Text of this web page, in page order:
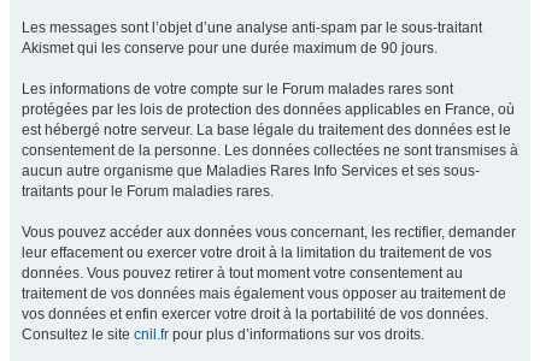
Les messages sont l’objet d’une analyse anti-spam par le sous-traitant
Akismet qui les conserve pour une durée maximum de 90 jours.
Les informations de votre compte sur le Forum malades rares sont
protégées par les lois de protection des données applicables en France, où
est hébergé notre serveur. La base légale du traitement des données est le
consentement de la personne. Les données collectées ne sont transmises à
aucun autre organisme que Maladies Rares Info Services et ses sous-
traitants pour le Forum maladies rares.
Vous pouvez accéder aux données vous concernant, les rectifier, demander
leur effacement ou exercer votre droit à la limitation du traitement de vos
données. Vous pouvez retirer à tout moment votre consentement au
traitement de vos données mais également vous opposer au traitement de
vos données et enfin exercer votre droit à la portabilité de vos données.
Consultez le site cnil.fr pour plus d’informations sur vos droits.